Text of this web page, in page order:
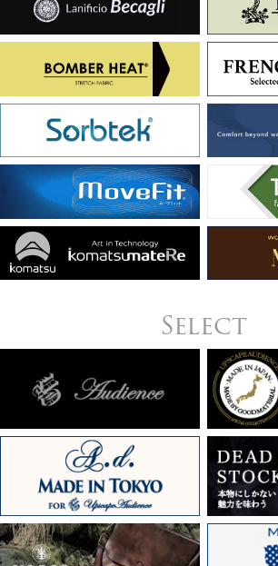
Select